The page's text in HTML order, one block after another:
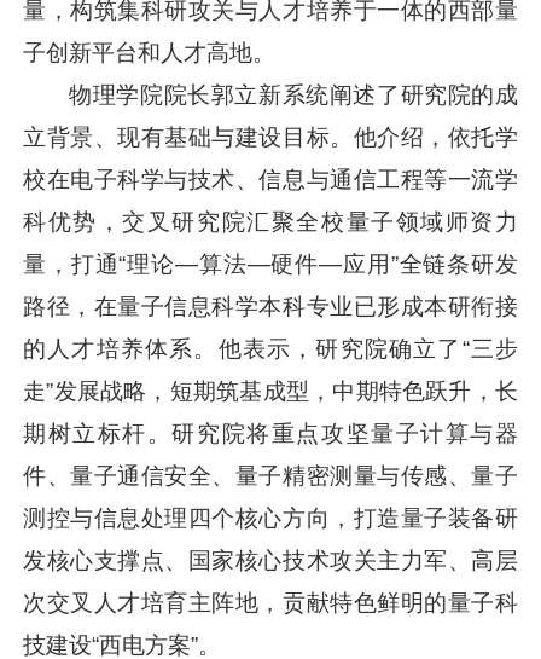
量，构筑集科研攻关与人才培养于一体的西部量
子创新平台和人才高地。
物理学院院长郭立新系统阐述了研究院的成
立背景、现有基础与建设目标。他介绍，依托学
校在电子科学与技术、信息与通信工程等一流学
科优势，交叉研究院汇聚全校量子领域师资力
量，打通“理论—算法—硬件—应用”全链条研发
路径，在量子信息科学本科专业已形成本研衔接
的人才培养体系。他表示，研究院确立了“三步
走”发展战略，短期筑基成型，中期特色跃升，长
期树立标杆。研究院将重点攻坚量子计算与器
件、量子通信安全、量子精密测量与传感、量子
测控与信息处理四个核心方向，打造量子装备研
发核心支撑点、国家核心技术攻关主力军、高层
次交叉人才培育主阵地，贡献特色鲜明的量子科
技建设“西电方案”。